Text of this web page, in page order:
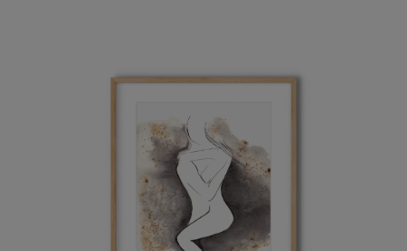
do koszyka